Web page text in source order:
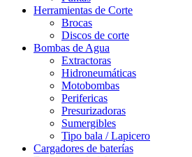
Herramientas de Corte
Brocas
Discos de corte
Bombas de Agua
Extractoras
Hidroneumáticas
Motobombas
Perifericas
Presurizadoras
Sumergibles
Tipo bala / Lapicero
Cargadores de baterías